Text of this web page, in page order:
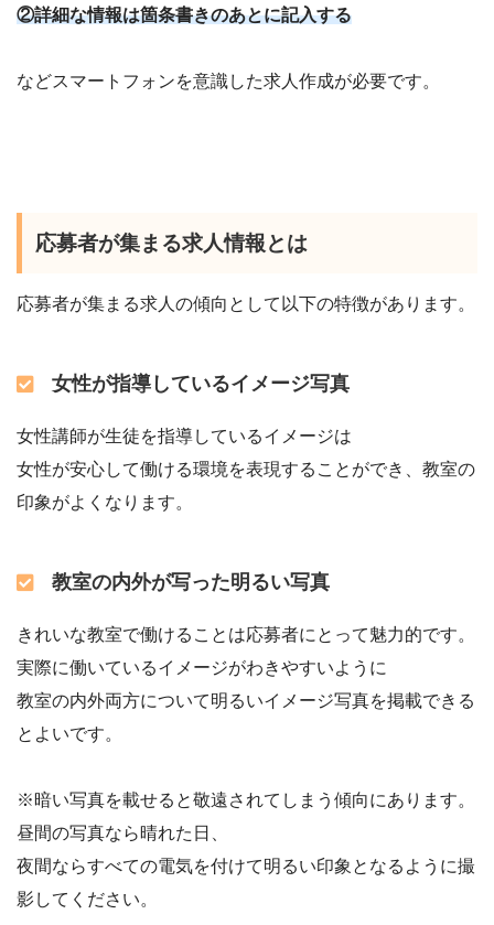
②詳細な情報は箇条書きのあとに記入する
などスマートフォンを意識した求人作成が必要です。
応募者が集まる求人情報とは
応募者が集まる求人の傾向として以下の特徴があります。
女性が指導しているイメージ写真
女性講師が生徒を指導しているイメージは
女性が安心して働ける環境を表現することができ、教室の
印象がよくなります。
教室の内外が写った明るい写真
きれいな教室で働けることは応募者にとって魅力的です。
実際に働いているイメージがわきやすいように
教室の内外両方について明るいイメージ写真を掲載できる
とよいです。
※暗い写真を載せると敬遠されてしまう傾向にあります。
昼間の写真なら晴れた日、
夜間ならすべての電気を付けて明るい印象となるように撮
影してください。